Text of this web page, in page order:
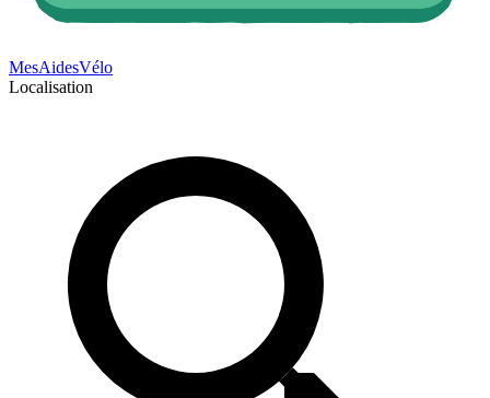
MesAidesVélo
Localisation